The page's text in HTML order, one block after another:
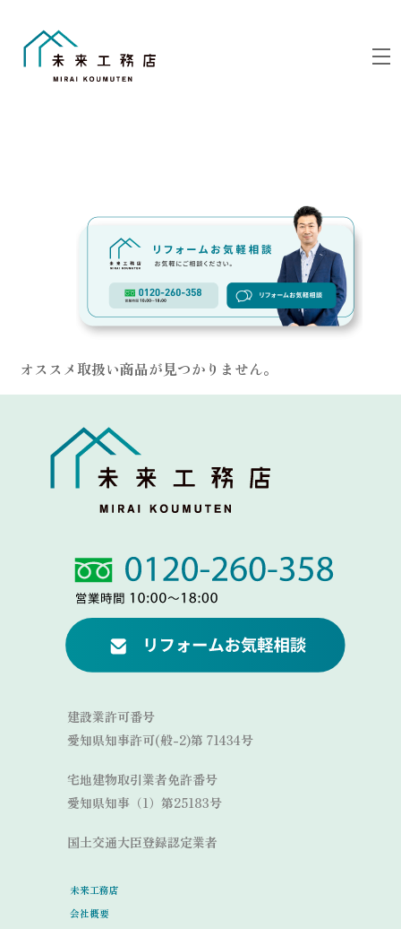
オススメ取扱い商品が見つかりません。
Link
Link
建設業許可番号
愛知県知事許可(般-2)第 71434号
宅地建物取引業者免許番号
愛知県知事（1）第25183号
国土交通大臣登録認定業者
未来工務店
会社概要